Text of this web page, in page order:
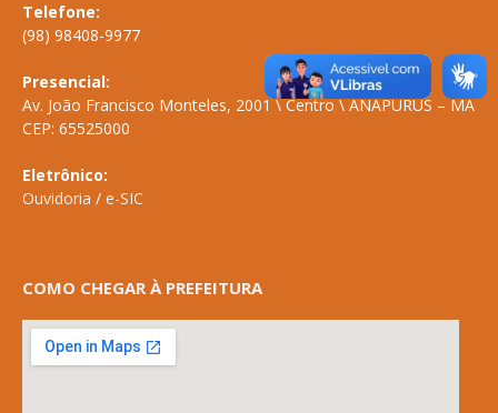
Telefone:
(98) 98408-9977
Presencial:
Av. João Francisco Monteles, 2001 \ Centro \ ANAPURUS – MA
CEP: 65525000
Eletrônico:
Ouvidoria / e-SIC
COMO CHEGAR À PREFEITURA